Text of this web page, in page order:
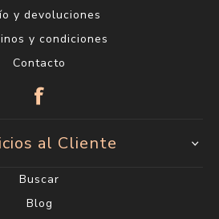
y devoluciones
y condiciones
Contacto
al Cliente
Buscar
Blog